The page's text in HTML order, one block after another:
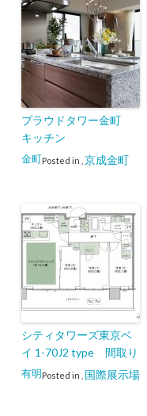
プラウドタワー金町
キッチン
Posted in
金町 京成金町
シティタワーズ東京ベ
イ 1-70J2 type 間取り
Posted in
有明 国際展示場